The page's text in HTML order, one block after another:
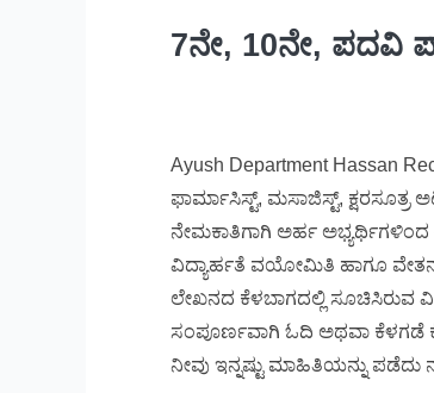
7ನೇ, 10ನೇ, ಪದವಿ
Ayush Department Hassan
ಫಾರ್ಮಾಸಿಸ್ಟ್, ಮಸಾಜಿಸ್ಟ್,
ನೇಮಕಾತಿಗಾಗಿ ಅರ್ಹ ಅಭ್ಯರ್ಥಿಗಳಿಂದ
ವಿದ್ಯಾರ್ಹತೆ ವಯೋಮಿತಿ ಹಾಗೂ ವೇತನ
ಲೇಖನದ ಕೆಳಬಾಗದಲ್ಲಿ ಸೂಚಿಸಿರುವ
ಸಂಪೂರ್ಣವಾಗಿ ಓದಿ ಅಥವಾ ಕೆಳಗಡೆ
ನೀವು ಇನ್ನಷ್ಟು ಮಾಹಿತಿಯನ್ನು ಪಡೆದು